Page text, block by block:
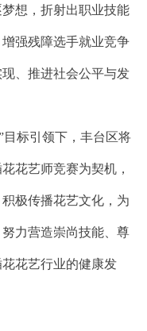
想，折射出职业技能
强残障选手就业竞争
、推进社会公平与发
目标引领下，丰台区将
花艺师竞赛为契机，
极传播花艺文化，为
力营造崇尚技能、尊
花艺行业的健康发